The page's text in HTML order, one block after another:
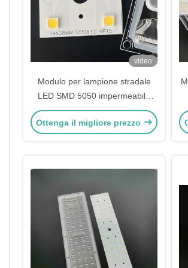
video
Modulo per lampione stradale
LED SMD 5050 impermeabile
10W-15W con scheda LED e
lente
Ottenga il migliore prezzo